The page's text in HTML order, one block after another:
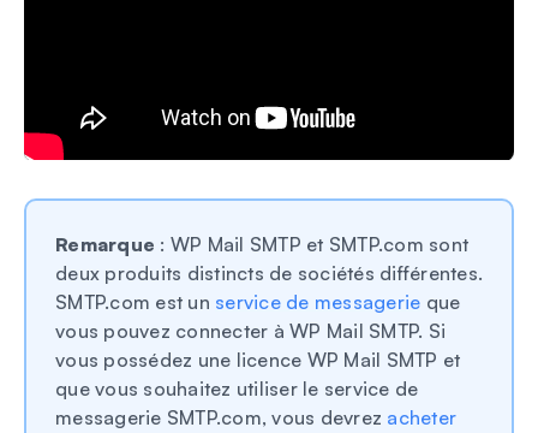
Remarque : WP Mail SMTP et SMTP.com sont
deux produits distincts de sociétés différentes.
SMTP.com est un service de messagerie que
vous pouvez connecter à WP Mail SMTP. Si
vous possédez une licence WP Mail SMTP et
que vous souhaitez utiliser le service de
messagerie SMTP.com, vous devrez acheter